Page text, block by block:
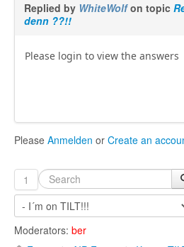
Replied by WhiteWolfon topic
denn ??!!
Please login to view the answers
Please Anmelden or Create an
1
Moderators: ber